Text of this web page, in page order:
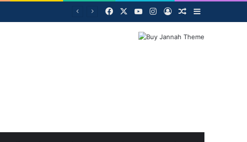
FacebookYouTubeInstagram
Log InRandom Article
Sidebar